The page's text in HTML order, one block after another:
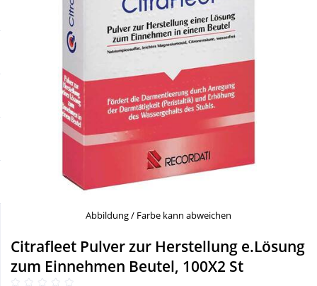
Schnäppchen
Täglich gut versorgt
Körperpflege & Kosmetik
Liebe & Erotik
Mutter & Kind
Nahrungsergänzung
Sanitätshaus
Abbildung / Farbe kann abweichen
Citrafleet Pulver zur Herstellung e.Lösung
zum Einnehmen Beutel, 100X2 St